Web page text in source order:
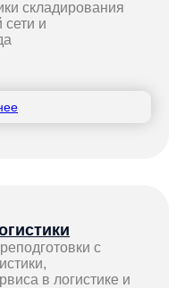
складирования
и
с
в логистике и